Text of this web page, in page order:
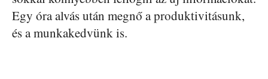
Egy óra alvás után megnő a produktivitásunk,
és a munkakedvünk is.